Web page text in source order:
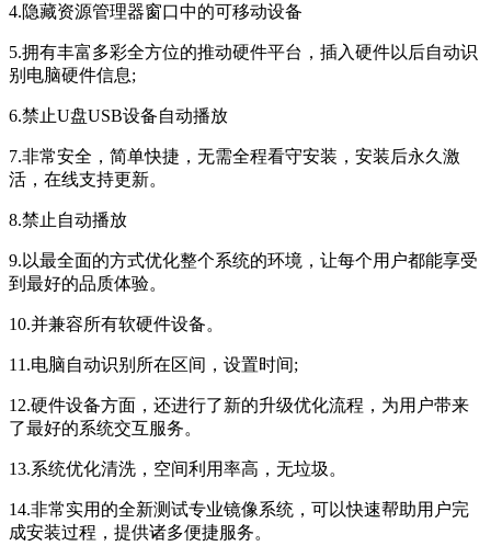
4.隐藏资源管理器窗口中的可移动设备
5.拥有丰富多彩全方位的推动硬件平台，插入硬件以后自动识
别电脑硬件信息;
6.禁止U盘USB设备自动播放
7.非常安全，简单快捷，无需全程看守安装，安装后永久激
活，在线支持更新。
8.禁止自动播放
9.以最全面的方式优化整个系统的环境，让每个用户都能享受
到最好的品质体验。
10.并兼容所有软硬件设备。
11.电脑自动识别所在区间，设置时间;
12.硬件设备方面，还进行了新的升级优化流程，为用户带来
了最好的系统交互服务。
13.系统优化清洗，空间利用率高，无垃圾。
14.非常实用的全新测试专业镜像系统，可以快速帮助用户完
成安装过程，提供诸多便捷服务。